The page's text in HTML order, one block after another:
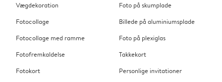
Vægdekoration
Fotocollage
Fotocollage med ramme
Fotofremkaldelse
Fotokort
Foto på skumplade
Billede på aluminiumsplade
Foto på plexiglas
Takkekort
Personlige invitationer